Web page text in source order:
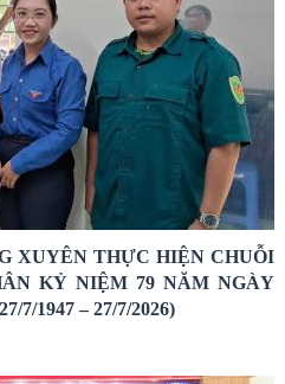
XUYÊN THỰC HIỆN CHUỖI
KỶ NIỆM 79 NĂM NGÀY
7/1947 – 27/7/2026)